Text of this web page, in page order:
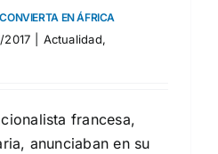
EN ÁFRICA
2017 Actualidad,
francesa,
anunciaban en su